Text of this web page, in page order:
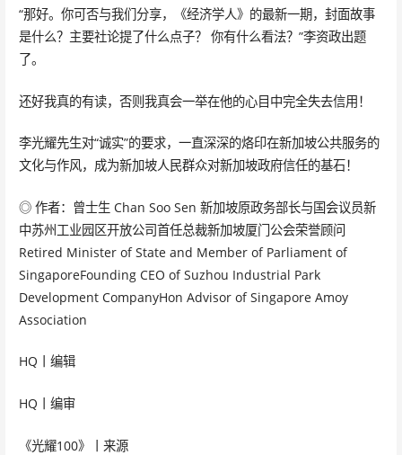
“那好。你可否与我们分享，《经济学人》的最新一期，封面故事
是什么？主要社论提了什么点子？ 你有什么看法？”李资政出题
了。
还好我真的有读，否则我真会一举在他的心目中完全失去信用！
李光耀先生对“诚实”的要求，一直深深的烙印在新加坡公共服务的
文化与作风，成为新加坡人民群众对新加坡政府信任的基石！
◎ 作者：曾士生 Chan Soo Sen 新加坡原政务部长与国会议员新
中苏州工业园区开放公司首任总裁新加坡厦门公会荣誉顾问
Retired Minister of State and Member of Parliament of
SingaporeFounding CEO of Suzhou Industrial Park
Development CompanyHon Advisor of Singapore Amoy
Association
HQ丨编辑
HQ丨编审
《光耀100》丨来源